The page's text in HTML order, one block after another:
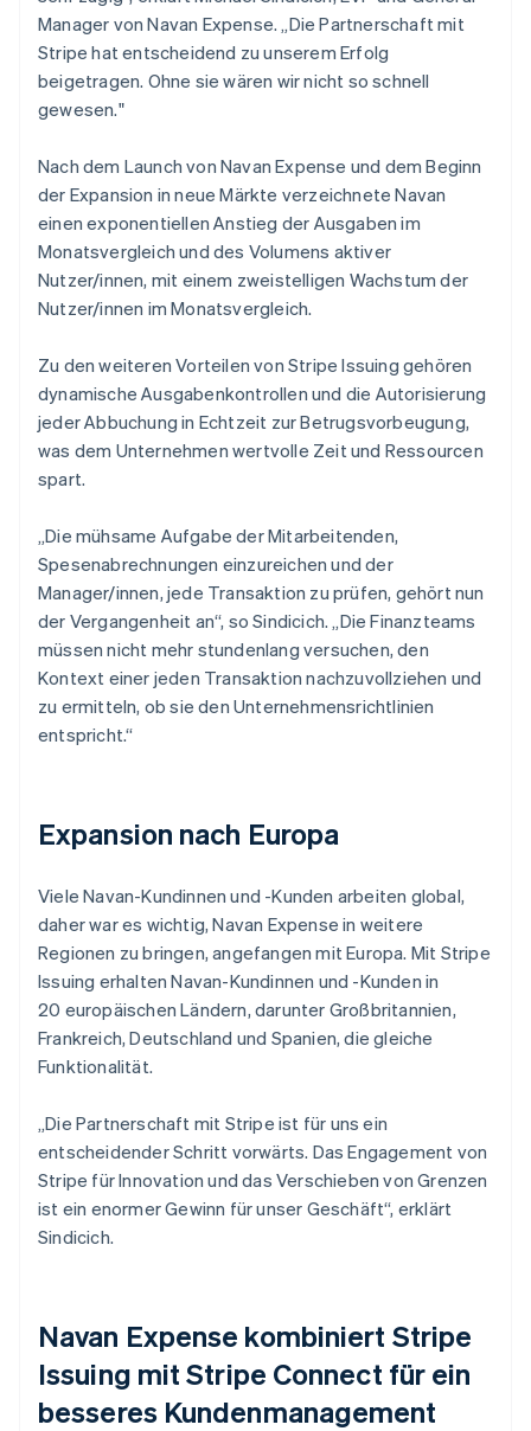
Manager von Navan Expense. „Die Partnerschaft mit
Stripe hat entscheidend zu unserem Erfolg
beigetragen. Ohne sie wären wir nicht so schnell
gewesen."
Nach dem Launch von Navan Expense und dem Beginn
der Expansion in neue Märkte verzeichnete Navan
einen exponentiellen Anstieg der Ausgaben im
Monatsvergleich und des Volumens aktiver
Nutzer/innen, mit einem zweistelligen Wachstum der
Nutzer/innen im Monatsvergleich.
Zu den weiteren Vorteilen von Stripe Issuing gehören
dynamische Ausgabenkontrollen und die Autorisierung
jeder Abbuchung in Echtzeit zur Betrugsvorbeugung,
was dem Unternehmen wertvolle Zeit und Ressourcen
spart.
„Die mühsame Aufgabe der Mitarbeitenden,
Spesenabrechnungen einzureichen und der
Manager/innen, jede Transaktion zu prüfen, gehört nun
der Vergangenheit an“, so Sindicich. „Die Finanzteams
müssen nicht mehr stundenlang versuchen, den
Kontext einer jeden Transaktion nachzuvollziehen und
zu ermitteln, ob sie den Unternehmensrichtlinien
entspricht.“
Expansion nach Europa
Viele Navan-Kundinnen und -Kunden arbeiten global,
daher war es wichtig, Navan Expense in weitere
Regionen zu bringen, angefangen mit Europa. Mit Stripe
Issuing erhalten Navan-Kundinnen und -Kunden in
20 europäischen Ländern, darunter Großbritannien,
Frankreich, Deutschland und Spanien, die gleiche
Funktionalität.
„Die Partnerschaft mit Stripe ist für uns ein
entscheidender Schritt vorwärts. Das Engagement von
Stripe für Innovation und das Verschieben von Grenzen
ist ein enormer Gewinn für unser Geschäft“, erklärt
Sindicich.
Navan Expense kombiniert Stripe
Issuing mit Stripe Connect für ein
besseres Kundenmanagement